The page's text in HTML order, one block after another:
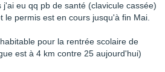
eu qq pb de santé (clavicule cassée)
le permis est en cours jusqu'à fin Mai.
pour la rentrée scolaire de
est à 4 km contre 25 aujourd'hui)